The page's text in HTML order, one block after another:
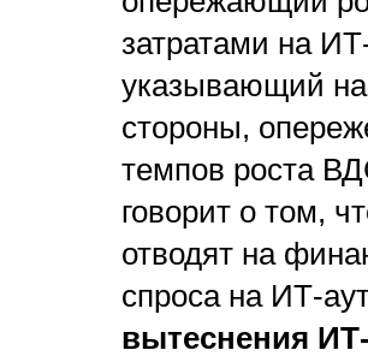
затратами на
указывающий на
стороны,
темпов роста
говорит о том,
отводят на
спроса на ИТ-
вытеснения